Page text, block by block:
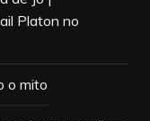
Platon no
o mito